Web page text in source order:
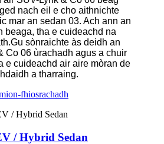
nach eil e cho aithnichte
mar an sedan 03. Ach ann an
beaga, tha e cuideachd na
sònraichte às deidh an
Co 06 ùrachadh agus a chuir
e cuideachd air aire mòran de
a tharraing.
fhiosrachadh
/ Hybrid Sedan